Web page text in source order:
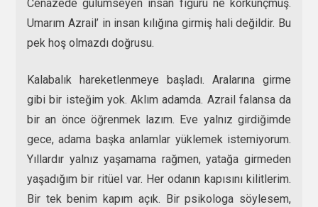
Cenazede gülümseyen insan figürü ne korkunçmuş.
Umarım Azrail’ in insan kılığına girmiş hali değildir. Bu
pek hoş olmazdı doğrusu.
Kalabalık hareketlenmeye başladı. Aralarına girme
gibi bir isteğim yok. Aklım adamda. Azrail falansa da
bir an önce öğrenmek lazım. Eve yalnız girdiğimde
gece, adama başka anlamlar yüklemek istemiyorum.
Yıllardır yalnız yaşamama rağmen, yatağa girmeden
yaşadığım bir ritüel var. Her odanın kapısını kilitlerim.
Bir tek benim kapım açık. Bir psikologa söylesem,